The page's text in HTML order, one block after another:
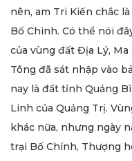
nên, am Tri Kiến chắc
Bố Chinh. Có thể nói
của vùng đất Địa Lý,
Tông đã sát nhập vào
nay là đất tỉnh Quảng
Linh của Quảng Trị.
khác nữa, nhưng ngày
trại Bố Chính, Thượng